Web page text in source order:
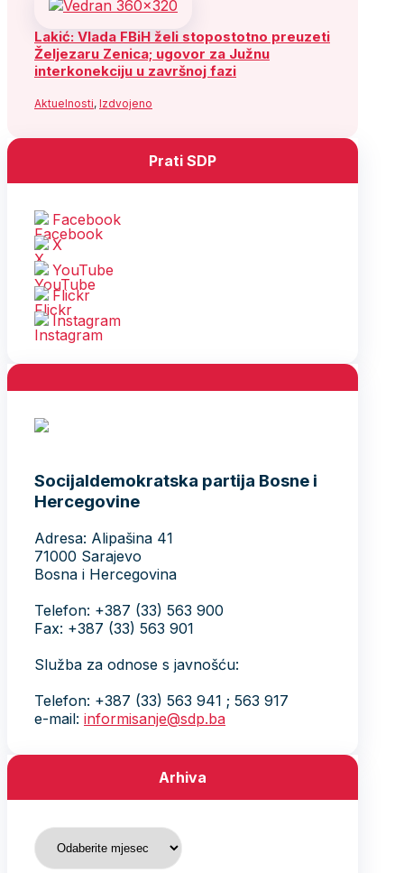
Lakić: Vlada FBiH želi stopostotno preuzeti
Željezaru Zenica; ugovor za Južnu
interkonekciju u završnoj fazi
Aktuelnosti, Izdvojeno
Prati SDP
Facebook
X
YouTube
Flickr
Instagram
Socijaldemokratska partija Bosne i
Hercegovine
Adresa: Alipašina 41
71000 Sarajevo
Bosna i Hercegovina
Telefon: +387 (33) 563 900
Fax: +387 (33) 563 901
Služba za odnose s javnošću:
Telefon: +387 (33) 563 941 ; 563 917
e-mail: informisanje@sdp.ba
Arhiva
Arhiva